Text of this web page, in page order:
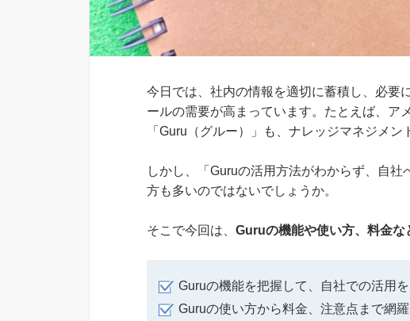
今日では、社内の情報を適切に蓄積し、必要
ールの需要が高まっています。たとえば、ア
「Guru（グルー）」も、ナレッジマネジメン
しかし、「Guruの活用方法がわからず、自
方も多いのではないでしょうか。
そこで今回は、 Guruの機能や使い方、料金な
Guruの機能を把握して、自社での活用
Guruの使い方から料金、注意点まで網